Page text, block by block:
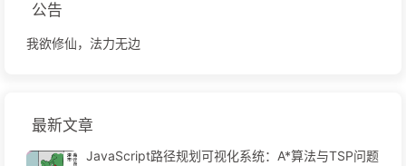
公告
我欲修仙，法力无边
最新文章
JavaScript路径规划可视化系统：A*算法与TSP问题